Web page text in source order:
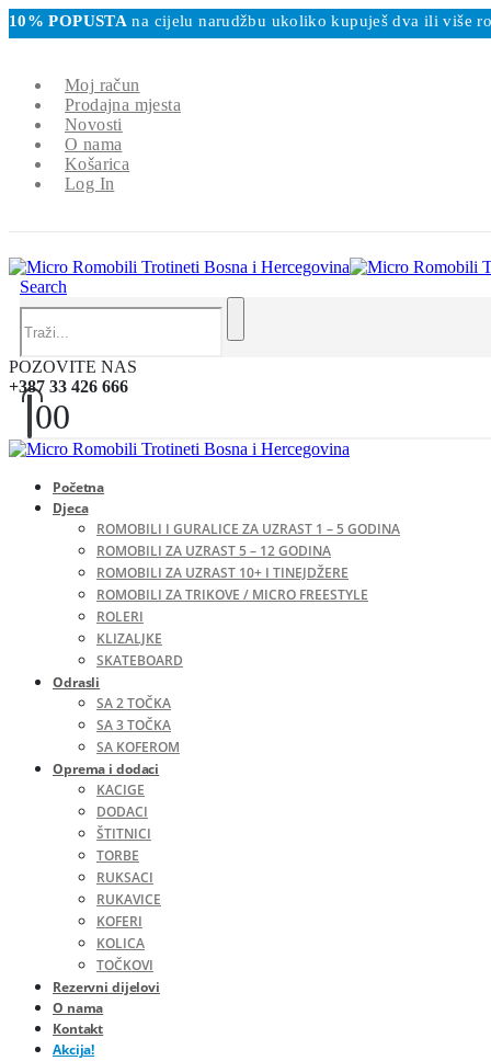
10% POPUSTA na cijelu narudžbu ukoliko kupuješ dva ili više
Moj račun
Prodajna mjesta
Novosti
O nama
Košarica
Log In
Search
POZOVITE NAS
+387 33 426 666
00
Početna
Djeca
ROMOBILI I GURALICE ZA UZRAST 1 – 5 GODINA
ROMOBILI ZA UZRAST 5 – 12 GODINA
ROMOBILI ZA UZRAST 10+ I TINEJDŽERE
ROMOBILI ZA TRIKOVE / MICRO FREESTYLE
ROLERI
KLIZALJKE
SKATEBOARD
Odrasli
SA 2 TOČKA
SA 3 TOČKA
SA KOFEROM
Oprema i dodaci
KACIGE
DODACI
ŠTITNICI
TORBE
RUKSACI
RUKAVICE
KOFERI
KOLICA
TOČKOVI
Rezervni dijelovi
O nama
Kontakt
Akcija!